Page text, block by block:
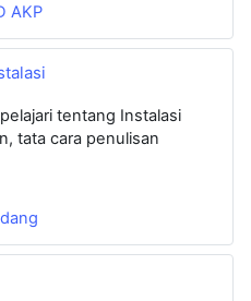
AKP
tentang Instalasi
tata cara penulisan